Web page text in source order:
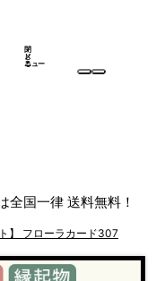
メ
ニュー
閉
じ
る
全国一律 送料無料！
】 フローラカード307